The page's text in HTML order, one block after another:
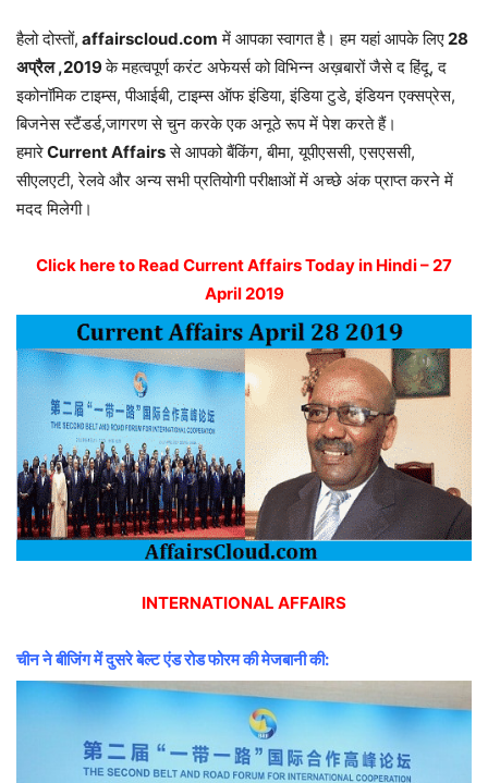
हैलो दोस्तों, affairscloud.com में आपका स्वागत है। हम यहां आपके लिए28
अप्रैल ,2019के महत्वपूर्ण करंट अफेयर्स को विभिन्न अख़बारों जैसे द हिंदू, द
इकोनॉमिक टाइम्स, पीआईबी, टाइम्स ऑफ इंडिया, इंडिया टुडे, इंडियन एक्सप्रेस,
बिजनेस स्टैंडर्ड,जागरण से चुन करके एक अनूठे रूप में पेश करते हैं।
हमारेCurrent Affairsसे आपको बैंकिंग, बीमा, यूपीएससी, एसएससी,
सीएलएटी, रेलवे और अन्य सभी प्रतियोगी परीक्षाओं में अच्छे अंक प्राप्त करने में
मदद मिलेगी।
Click here to Read Current Affairs Today in Hindi – 27
April 2019
INTERNATIONAL AFFAIRS
चीन ने बीजिंग में दुसरे बेल्ट एंड रोड फोरम की मेजबानी की: